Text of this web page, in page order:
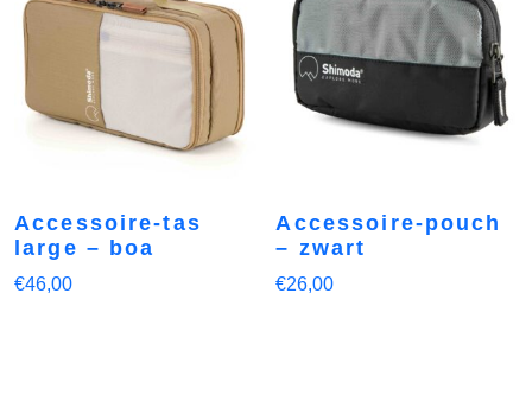
Accessoire-tas
large – boa
€46,00
Accessoire-pouch
– zwart
€26,00